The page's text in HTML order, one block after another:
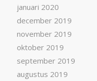
januari 2020
december 2019
november 2019
oktober 2019
september 2019
augustus 2019